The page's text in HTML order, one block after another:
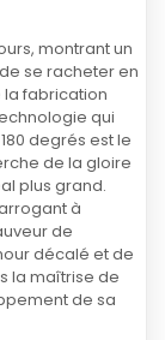
montrant un
se racheter en
la fabrication
qui
degrés est le
de la gloire
plus grand.
à
de
décalé et de
la maîtrise de
de sa